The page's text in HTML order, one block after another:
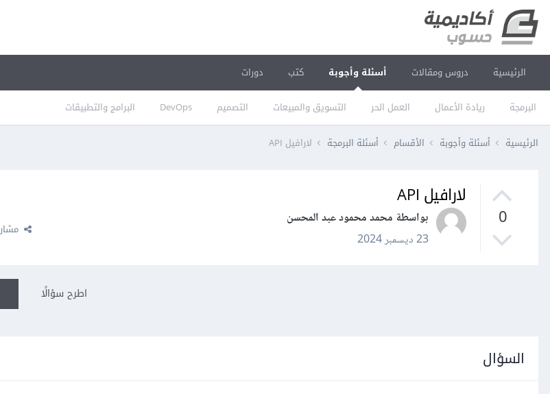
الرئيسية دروس ومقالات أسئلة وأجوبة
البرمجة ريادة الأعمال العمل الحر التسويق والمبيعات التصميم DevOps البرامج والتطبيقات
كتب دورات
الرئيسية أسئلة وأجوبة الأقسام أسئلة البرمجة لارافيل API
0
لارافيل API
بواسطة محمد محمود عبد المحسن
23 ديسمبر 2024
اطرح سؤالًا
السؤال